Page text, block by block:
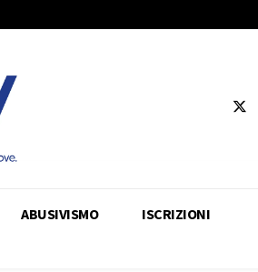
ABUSIVISMO ISCRIZIONI